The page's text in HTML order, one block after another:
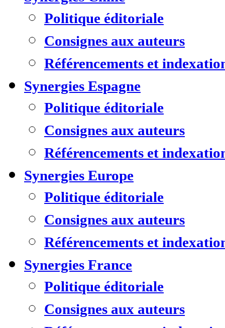
Politique éditoriale
Consignes aux auteurs
Référencements et
Synergies Espagne
Politique éditoriale
Consignes aux auteurs
Référencements et
Synergies Europe
Politique éditoriale
Consignes aux auteurs
Référencements et
Synergies France
Politique éditoriale
Consignes aux auteurs